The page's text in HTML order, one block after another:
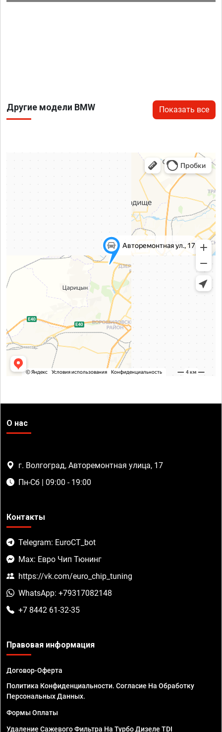
Другие модели BMW Показать все
О нас
г. Волгоград, Авторемонтная улица, 17
Пн-Сб | 09:00 - 19:00
Контакты
Telegram: EuroCT_bot
Max: Евро Чип Тюнинг
https://vk.com/euro_chip_tuning
WhatsApp: +79317082148
+7 8442 61-32-35
Правовая информация
Договор-Оферта
Политика Конфиденциальности. Согласие На Обработку
Персональных Данных.
Формы Оплаты
Удаление Сажевого Фильтра На Турбо Дизеле TDI